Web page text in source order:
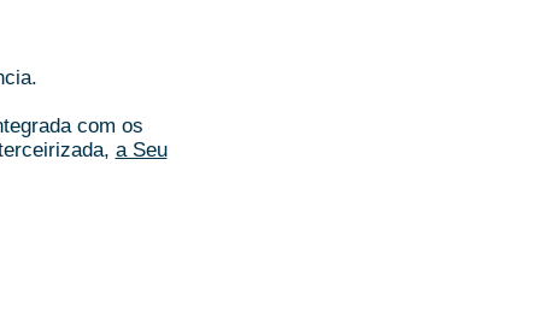
com os
a Seu